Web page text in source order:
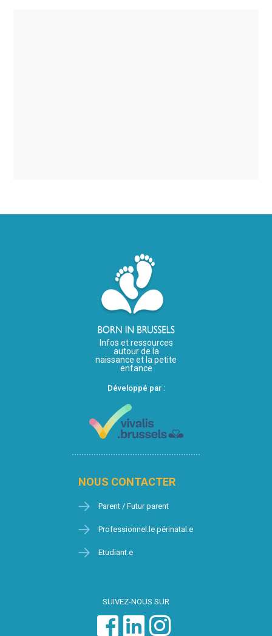
Infos et ressources
autour de la
naissance et la petite
enfance
Développé par :
NOUS CONTACTER
Parent / Futur parent
Professionnel.le périnatal.e
Etudiant.e
SUIVEZ-NOUS SUR